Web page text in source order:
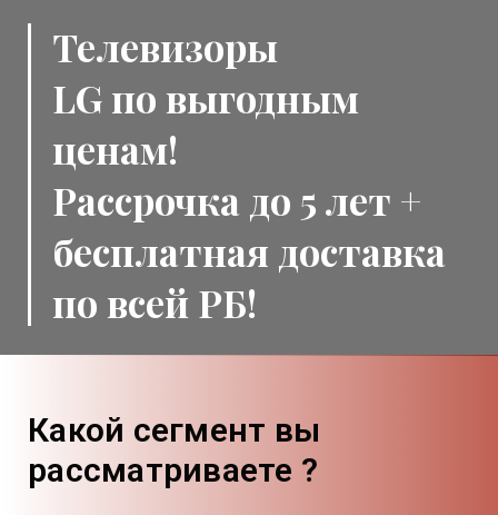
Телевизоры
LGпо выгодным
ценам!
Рассрочка до 5 лет +
бесплатная доставка
по всей РБ!
Какой сегмент вы
рассматриваете ?